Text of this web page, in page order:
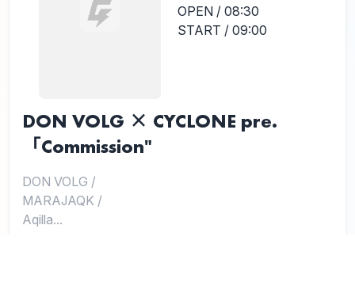
OPEN / 08:30
START / 09:00
DON VOLG × CYCLONE pre.
「Commission"
DON VOLG /
MARAJAQK /
Aqilla...